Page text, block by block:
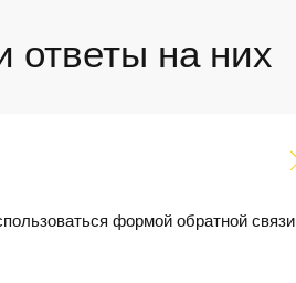
ответы на них
формой обратной связи